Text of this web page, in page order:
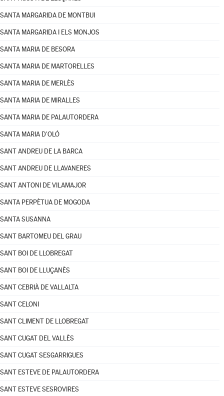
SANTA MARGARIDA DE MONTBUI
SANTA MARGARIDA I ELS MONJOS
SANTA MARIA DE BESORA
SANTA MARIA DE MARTORELLES
SANTA MARIA DE MERLÈS
SANTA MARIA DE MIRALLES
SANTA MARIA DE PALAUTORDERA
SANTA MARIA D'OLÓ
SANT ANDREU DE LA BARCA
SANT ANDREU DE LLAVANERES
SANT ANTONI DE VILAMAJOR
SANTA PERPÈTUA DE MOGODA
SANTA SUSANNA
SANT BARTOMEU DEL GRAU
SANT BOI DE LLOBREGAT
SANT BOI DE LLUÇANÈS
SANT CEBRIÀ DE VALLALTA
SANT CELONI
SANT CLIMENT DE LLOBREGAT
SANT CUGAT DEL VALLÈS
SANT CUGAT SESGARRIGUES
SANT ESTEVE DE PALAUTORDERA
SANT ESTEVE SESROVIRES